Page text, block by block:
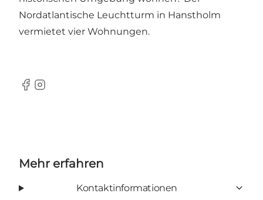
Nordatlantische Leuchtturm in Hanstholm
vermietet vier Wohnungen.
Facebook
Instagram
Mehr erfahren
Kontaktinformationen